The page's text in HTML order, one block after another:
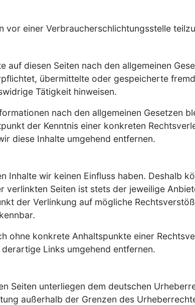
einer Verbraucherschlichtungsstelle
auf diesen Seiten nach den allgemeinen
übermittelte oder gespeicherte
Tätigkeit hinweisen.
nach den allgemeinen Gesetzen
der Kenntnis einer konkreten
diese Inhalte umgehend entfernen.
wir keinen Einfluss haben. Deshalb
verlinkten Seiten ist stets der jeweilige
der Verlinkung auf mögliche
ohne konkrete Anhaltspunkte einer
Links umgehend entfernen.
Seiten unterliegen dem deutschen
außerhalb der Grenzen des